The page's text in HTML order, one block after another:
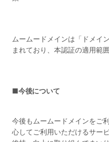
ムームードメインは「ドメイ
まれており、本認証の適用範
■今後について
今後もムームードメインをご
心してご利用いただけるサー